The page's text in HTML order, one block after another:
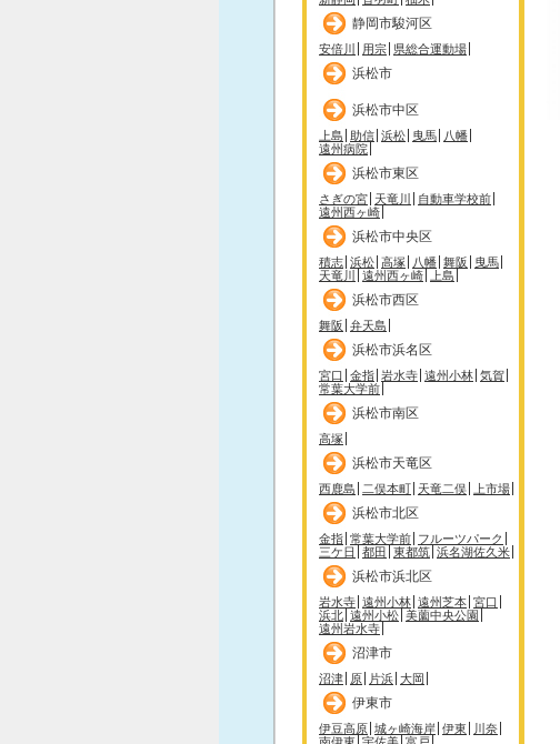
静岡市駿河区
安倍川 用宗 県総合運動場
浜松市
浜松市中区
上島 助信 浜松 曳馬
八幡
遠州病院
浜松市東区
さぎの宮 天竜川
自動車学校前
遠州西ヶ崎
浜松市中央区
積志 浜松 高塚 八幡 舞阪
曳馬
天竜川
遠州西ヶ崎 上島
浜松市西区
舞阪 弁天島
浜松市浜名区
宮口 金指 岩水寺 遠州小林 気賀
常葉大学前
浜松市南区
高塚
浜松市天竜区
西鹿島 二俣本町 天竜二俣 上市場
浜松市北区
金指 常葉大学前 フルーツパーク
三ケ日
都田 東都筑 浜名湖佐久米
浜松市浜北区
岩水寺 遠州小林 遠州芝本 宮口
浜北 遠州小松 美薗中央公園
遠州岩水寺
沼津市
沼津 原 片浜 大岡
伊東市
伊豆高原 城ヶ崎海岸 伊東
川奈